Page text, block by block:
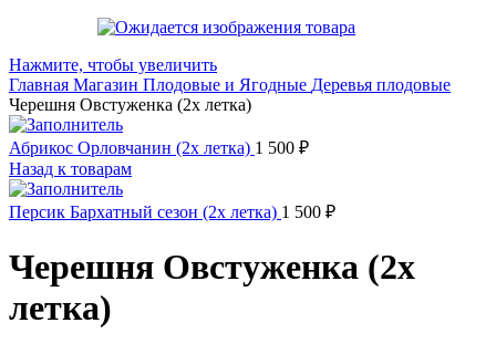
Нажмите, чтобы увеличить
Главная Магазин Плодовые и Ягодные Деревья плодовые
Черешня Овстуженка (2х летка)
Абрикос Орловчанин (2х летка) 1 500 ₽
Назад к товарам
Персик Бархатный сезон (2х летка) 1 500 ₽
Черешня Овстуженка (2х
летка)